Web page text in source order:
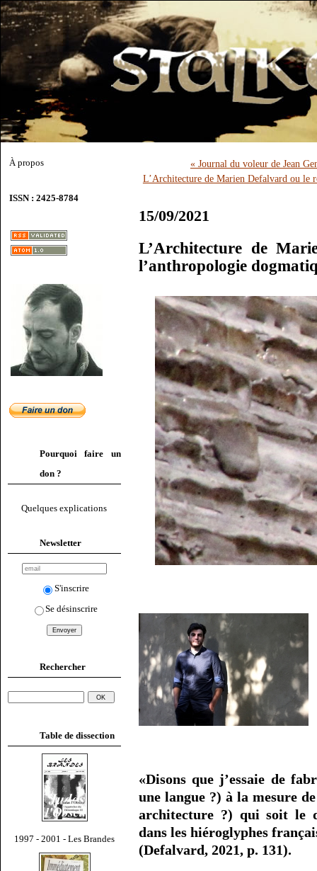
À propos
ISSN : 2425-8784
Pourquoi faire un
don ?
Quelques explications
Newsletter
S'inscrire
Se désinscrire
Rechercher
Table de dissection
1997 - 2001 - Les Brandes
« Journal du voleur de Jean
L’Architecture de Marien Defalvard ou le
15/09/2021
L’Architecture de
l’anthropologie
«Disons que j’essaie de
une langue ?) à la mesure
architecture ?) qui soit le
dans les hiéroglyphes
(Defalvard, 2021, p. 131).